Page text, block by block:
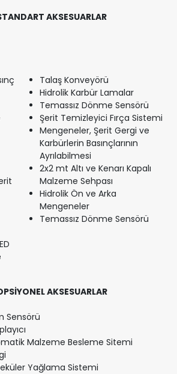
AKSESUARLAR
Talaş Konveyörü
Hidrolik Karbür Lamalar
Temassız Dönme Sensörü
Şerit Temizleyici Fırça Sistemi
Mengeneler, Şerit Gergi ve
Karbürlerin Basınçlarının
Ayrılabilmesi
2x2 mt Altı ve Kenarı Kapalı
Malzeme Sehpası
Hidrolik Ön ve Arka
Mengeneler
Temassız Dönme Sensörü
AKSESUARLAR
Sensörü
Malzeme Besleme Sitemi
Yağlama Sistemi